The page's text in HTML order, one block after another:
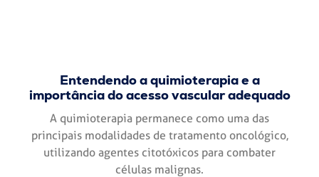
Entendendo a quimioterapia e a
importância do acesso vascular adequado
A quimioterapia permanece como uma das
principais modalidades de tratamento oncológico,
utilizando agentes citotóxicos para combater
células malignas.